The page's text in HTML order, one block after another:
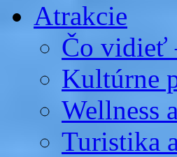
Atrakcie
Čo vidieť
Kultúrne
Wellness
Turistika